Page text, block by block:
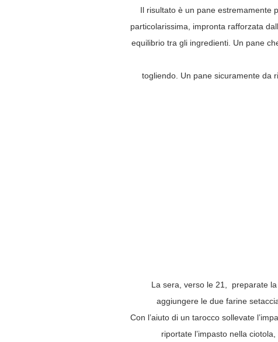
Il risultato è un pane estremamente
particolarissima, impronta rafforzata
equilibrio tra gli ingredienti. Un pane
togliendo. Un pane sicuramente da
La sera, verso le 21, preparate la
aggiungere le due farine
Con l’aiuto di un tarocco sollevate
riportate l’impasto nella